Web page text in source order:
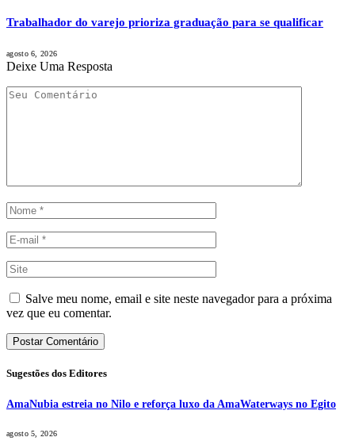
Trabalhador do varejo prioriza graduação para se qualificar
agosto 6, 2026
Deixe Uma Resposta
Salve meu nome, email e site neste navegador para a próxima
vez que eu comentar.
Sugestões dos Editores
AmaNubia estreia no Nilo e reforça luxo da AmaWaterways no Egito
agosto 5, 2026